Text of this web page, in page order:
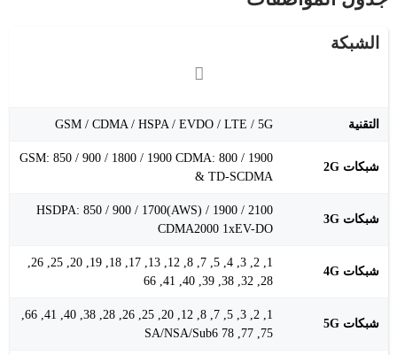
الشبكة
التقنية GSM / CDMA / HSPA / EVDO / LTE / 5G
شبكات 2G
GSM: 850 / 900 / 1800 / 1900 CDMA: 800 / 1900
& TD-SCDMA
شبكات 3G
HSDPA: 850 / 900 / 1700(AWS) / 1900 / 2100
CDMA2000 1xEV-DO
شبكات 4G
1, 2, 3, 4, 5, 7, 8, 12, 13, 17, 18, 19, 20, 25, 26,
28, 32, 38, 39, 40, 41, 66
شبكات 5G
1, 2, 3, 5, 7, 8, 12, 20, 25, 26, 28, 38, 40, 41, 66,
75, 77, 78 SA/NSA/Sub6